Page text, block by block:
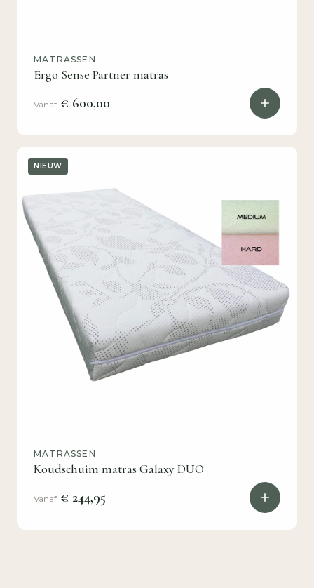
MATRASSEN
Ergo Sense Partner matras
Vanaf € 600,00
NIEUW
MATRASSEN
Koudschuim matras Galaxy DUO
Vanaf € 244,95